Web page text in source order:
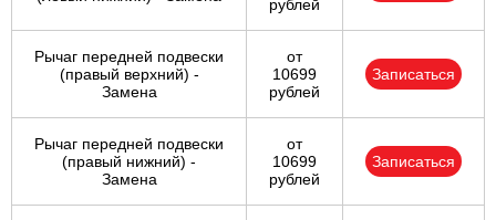
рублей
Рычаг передней подвески
(правый верхний) -
Замена
от
10699
рублей
Записаться
Рычаг передней подвески
(правый нижний) -
Замена
от
10699
рублей
Записаться